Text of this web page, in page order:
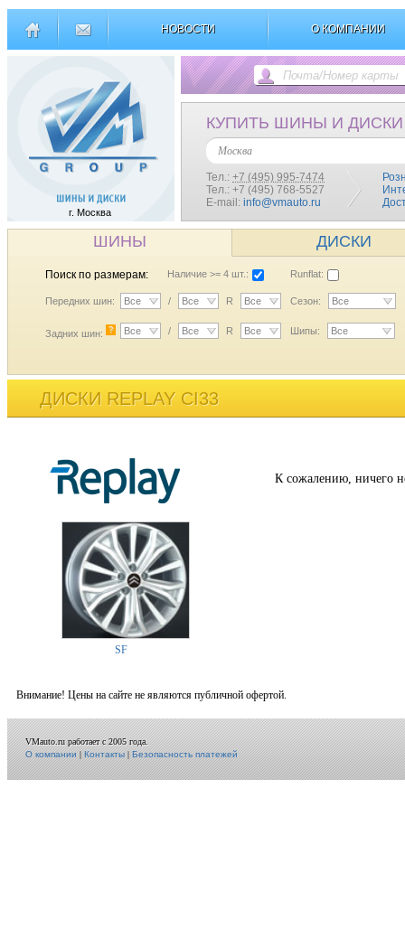
НОВОСТИ О КОМПАНИИ
г. Москва
КУПИТЬ ШИНЫ И ДИСКИ
Москва
Тел.: +7 (495) 995-7474
Тел.: +7 (495) 768-5527
E-mail: info@vmauto.ru
ШИНЫ ДИСКИ
Поиск по размерам: Наличие >= 4 шт.: Runflat:
Передних шин: Все / Все R Все Сезон: Все
Задних шин: ? Все / Все R Все Шипы: Все
ДИСКИ REPLAY CI33
SF
К сожалению, ничего
Внимание! Цены на сайте не являются публичной офертой.
VMauto.ru работает с 2005 года.
О компании|Контакты|Безопасность платежей